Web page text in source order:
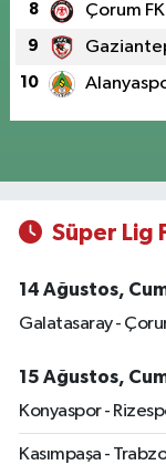
8 Çorum FK
9
10
Süper Lig
14 Ağustos,
Galatasaray -
15 Ağustos,
Konyaspor -
Kasımpaşa -